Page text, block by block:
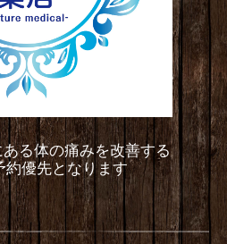
る体の痛みを改善する
約優先となります